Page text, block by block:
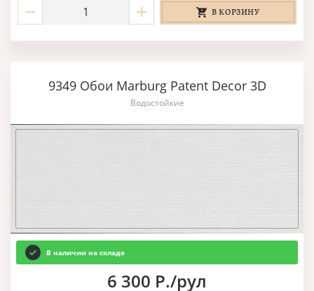
В КОРЗИНУ
9349 Обои Marburg Patent Decor 3D
Водостойкие
В наличии на складе
6 300 Р./рул